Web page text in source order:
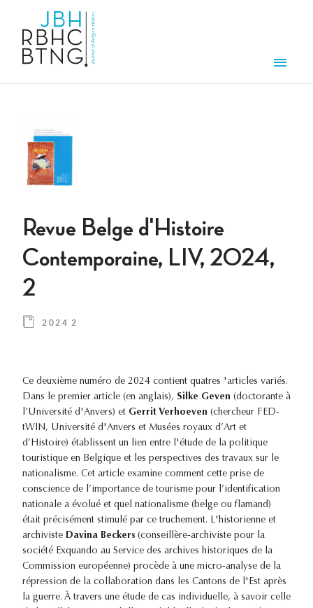
Revue Belge d'Histoire
Contemporaine, LIV, 2024,
2
2024 2
Ce deuxième numéro de 2024 contient quatres 'articles variés.
Dans le premier article (en anglais), Silke Geven (doctorante à
l’Université d'Anvers) et Gerrit Verhoeven (chercheur FED-
tWIN, Université d'Anvers et Musées royaux d’Art et
d’Histoire) établissent un lien entre l'étude de la politique
touristique en Belgique et les perspectives des travaux sur le
nationalisme. Cet article examine comment cette prise de
conscience de l’importance de tourisme pour l’identification
nationale a évolué et quel nationalisme (belge ou flamand)
était précisément stimulé par ce truchement. L'historienne et
archiviste Davina Beckers (conseillère-archiviste pour la
société Exquando au Service des archives historiques de la
Commission européenne) procède à une micro-analyse de la
répression de la collaboration dans les Cantons de l'Est après
la guerre. À travers une étude de cas individuelle, à savoir celle